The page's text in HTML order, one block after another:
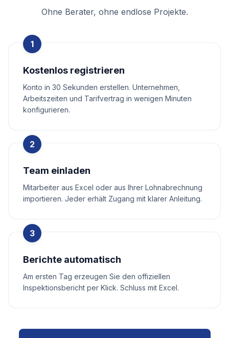
Ohne Berater, ohne endlose Projekte.
1
Kostenlos registrieren
Konto in 30 Sekunden erstellen. Unternehmen,
Arbeitszeiten und Tarifvertrag in wenigen Minuten
konfigurieren.
2
Team einladen
Mitarbeiter aus Excel oder aus Ihrer Lohnabrechnung
importieren. Jeder erhält Zugang mit klarer Anleitung.
3
Berichte automatisch
Am ersten Tag erzeugen Sie den offiziellen
Inspektionsbericht per Klick. Schluss mit Excel.